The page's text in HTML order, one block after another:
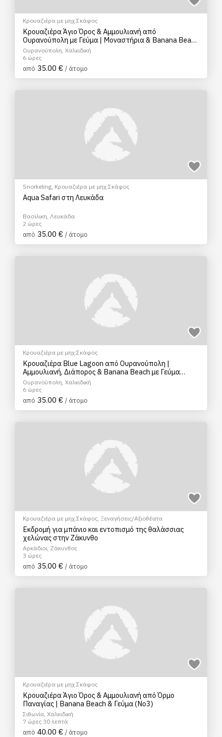
Κρουαζιέρα με μηχ.Σκάφος
Κρουαζιέρα Άγιο Όρος & Αμμουλιανή από
Ουρανούπολη με Γεύμα | Μοναστήρια & Banana Beach
(No6)
Ουρανούπολη, Χαλκιδική
6 ώρες
από 35.00 € / άτομο
Snorkeling, Κρουαζιέρα με μηχ.Σκάφος
Aqua Safari στη Λευκάδα
Βασιλικη, Λευκάδα
2 ώρες
από 35.00 € / άτομο
Κρουαζιέρα με μηχ.Σκάφος
Κρουαζιέρα Blue Lagoon από Ουρανούπολη |
Αμμουλιανή, Διάπορος & Banana Beach με Γεύμα
(No5)
Ουρανούπολη, Χαλκιδική
6 ώρες
από 35.00 € / άτομο
Κρουαζιέρα με μηχ.Σκάφος, Ξεναγήσεις/Αξιοθέατα
Εκδρομή για μπάνιο και εντοπισμό της θαλάσσιας
χελώνας στην Ζάκυνθο
Αρκάδιοι, Ζάκυνθος
3 ώρες
από 35.00 € / άτομο
Κρουαζιέρα με μηχ.Σκάφος
Κρουαζιέρα Άγιο Όρος & Αμμουλιανή από Όρμο
Παναγίας | Banana Beach & Γεύμα (No3)
Σιθωνία, Χαλκιδική
7 ώρες 30 λεπτά
από 40.00 € / άτομο